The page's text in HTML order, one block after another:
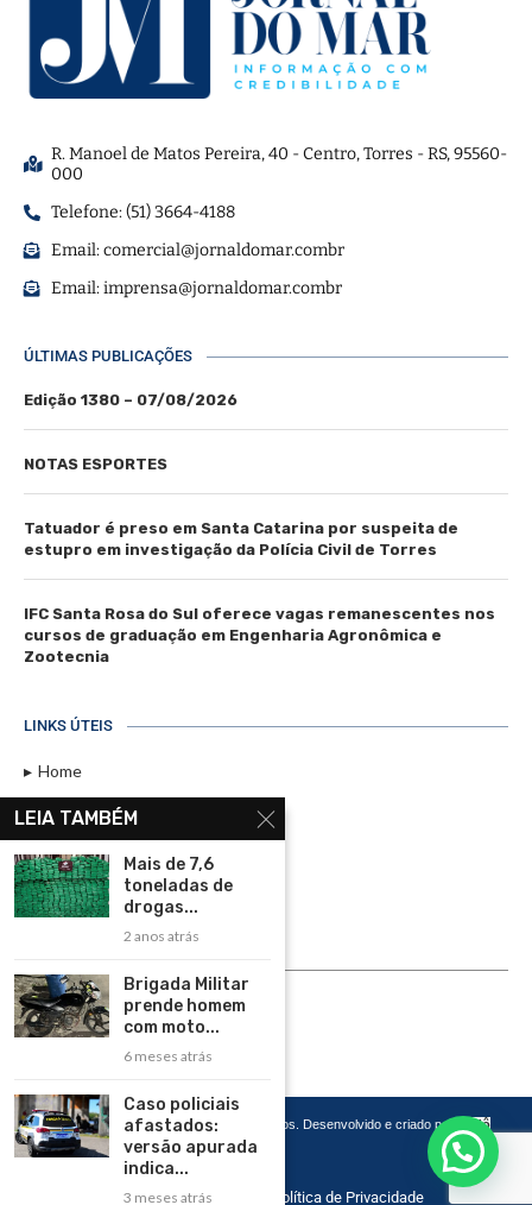
R. Manoel de Matos Pereira, 40 - Centro, Torres - RS, 95560-
000
Telefone: (51) 3664-4188
Email:comercial@jornaldomar.combr
Email:imprensa@jornaldomar.combr
ÚLTIMAS PUBLICAÇÕES
Edição 1380 – 07/08/2026
NOTAS ESPORTES
Tatuador é preso em Santa Catarina por suspeita de
estupro em investigação da Polícia Civil de Torres
IFC Santa Rosa do Sul oferece vagas remanescentes nos
cursos de graduação em Engenharia Agronômica e
Zootecnia
LINKS ÚTEIS
Home
Assinar
Contato
Política de Privacidade
Rádio Maristela - Ao Vivo
ASSINE
Copyright 2026 – Todos os Direitos Reservados. Desenvolvido e criado por
Cadô
Agência de Marketing
Home Contato Política de Privacidade
LEIA TAMBÉM
Mais de 7,6
toneladas de
drogas...
2 anos atrás
Brigada Militar
prende homem
com moto...
6 meses atrás
Caso policiais
afastados:
versão apurada
indica...
3 meses atrás